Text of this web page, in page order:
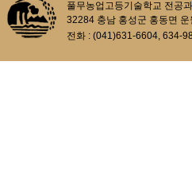
풀무농업고등기술학교 전공
32284 충남 홍성군 홍동면
전화 : (041)631-6604, 634-